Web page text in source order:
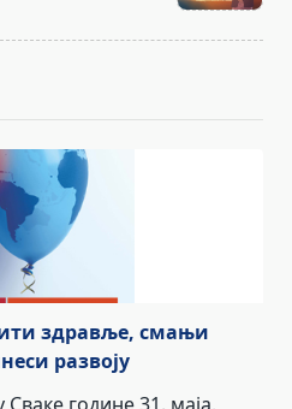
здравље, смањи
развоју